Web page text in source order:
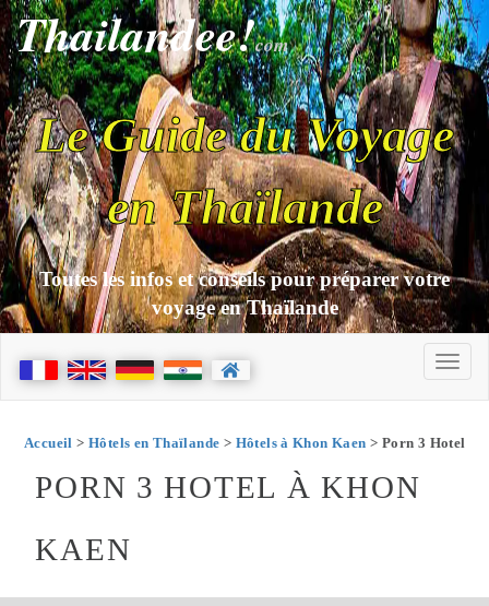
Thailandee!com
Le Guide du Voyage
en Thaïlande
Toutes les infos et conseils pour préparer votre
voyage en Thaïlande
Accueil > Hôtels en Thaïlande > Hôtels à Khon Kaen > Porn 3 Hotel
PORN 3 HOTEL À KHON
KAEN